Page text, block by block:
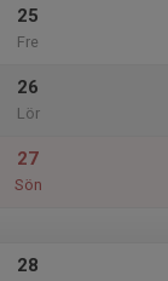
25
Fre
26
Lör
27
Sön
28